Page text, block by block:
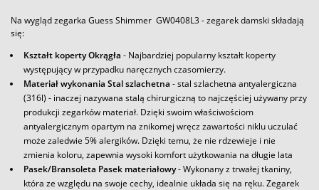
Na wygląd zegarka Guess Shimmer GW0408L3 - zegarek damski składają
się:
Kształt koperty Okrągła - Najbardziej popularny kształt koperty
występujący w przypadku naręcznych czasomierzy.
Materiał wykonania Stal szlachetna - stal szlachetna antyalergiczna
(316l) - inaczej nazywana stalą chirurgiczną to najczęściej używany przy
produkcji zegarków materiał. Dzięki swoim właściwościom
antyalergicznym opartym na znikomej wręcz zawartości niklu uczulać
może zaledwie 5% alergików. Dzięki temu, że nie rdzewieje i nie
zmienia koloru, zapewnia wysoki komfort użytkowania na długie lata
Pasek/Bransoleta Pasek materiałowy- Wykonany z trwałej tkaniny,
która ze względu na swoje cechy, idealnie układa się na ręku. Zegarek